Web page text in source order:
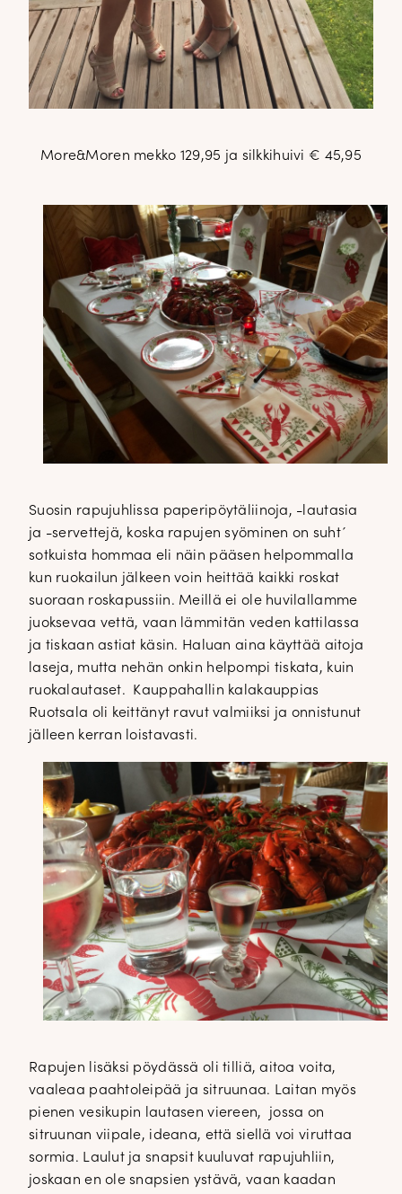
More&Moren mekko 129,95 ja silkkihuivi € 45,95
Suosin rapujuhlissa paperipöytäliinoja, -lautasia
ja -servettejä, koska rapujen syöminen on suht´
sotkuista hommaa eli näin pääsen helpommalla
kun ruokailun jälkeen voin heittää kaikki roskat
suoraan roskapussiin. Meillä ei ole huvilallamme
juoksevaa vettä, vaan lämmitän veden kattilassa
ja tiskaan astiat käsin. Haluan aina käyttää aitoja
laseja, mutta nehän onkin helpompi tiskata, kuin
ruokalautaset. Kauppahallin kalakauppias
Ruotsala oli keittänyt ravut valmiiksi ja onnistunut
jälleen kerran loistavasti.
Rapujen lisäksi pöydässä oli tilliä, aitoa voita,
vaaleaa paahtoleipää ja sitruunaa. Laitan myös
pienen vesikupin lautasen viereen, jossa on
sitruunan viipale, ideana, että siellä voi viruttaa
sormia. Laulut ja snapsit kuuluvat rapujuhliin,
joskaan en ole snapsien ystävä, vaan kaadan